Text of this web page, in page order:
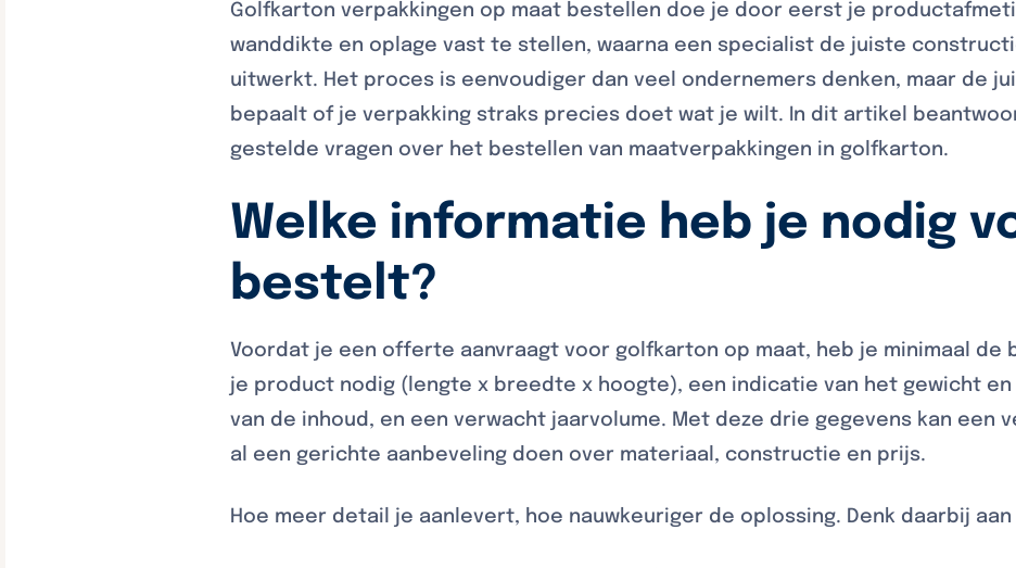
Golfkarton verpakkingen op maat bestellen doe je door eerst je
wanddikte en oplage vast te stellen, waarna een specialist de juiste
uitwerkt. Het proces is eenvoudiger dan veel ondernemers denken, maar de
bepaalt of je verpakking straks precies doet wat je wilt. In dit artikel
gestelde vragen over het bestellen van maatverpakkingen in golfkarton.
Welke informatie heb je nodig
bestelt?
Voordat je een offerte aanvraagt voor golfkarton op maat, heb je minimaal de
je product nodig (lengte x breedte x hoogte), een indicatie van het gewicht en
van de inhoud, en een verwacht jaarvolume. Met deze drie gegevens kan een
al een gerichte aanbeveling doen over materiaal, constructie en prijs.
Hoe meer detail je aanlevert, hoe nauwkeuriger de oplossing. Denk daarbij